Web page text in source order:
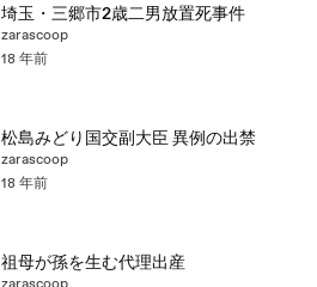
埼玉・三郷市2歳二男放置死事件
zarascoop
18 年前
松島みどり国交副大臣 異例の出禁
zarascoop
18 年前
祖母が孫を生む代理出産